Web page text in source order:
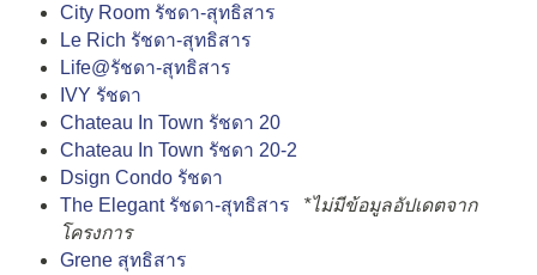
City Room รัชดา-สุทธิสาร
Le Rich รัชดา-สุทธิสาร
Life@รัชดา-สุทธิสาร
IVY รัชดา
Chateau In Town รัชดา 20
Chateau In Town รัชดา 20-2
Dsign Condo รัชดา
The Elegant รัชดา-สุทธิสาร
*ไม่มีข้อมูลอัปเดตจาก
โครงการ
Grene สุทธิสาร